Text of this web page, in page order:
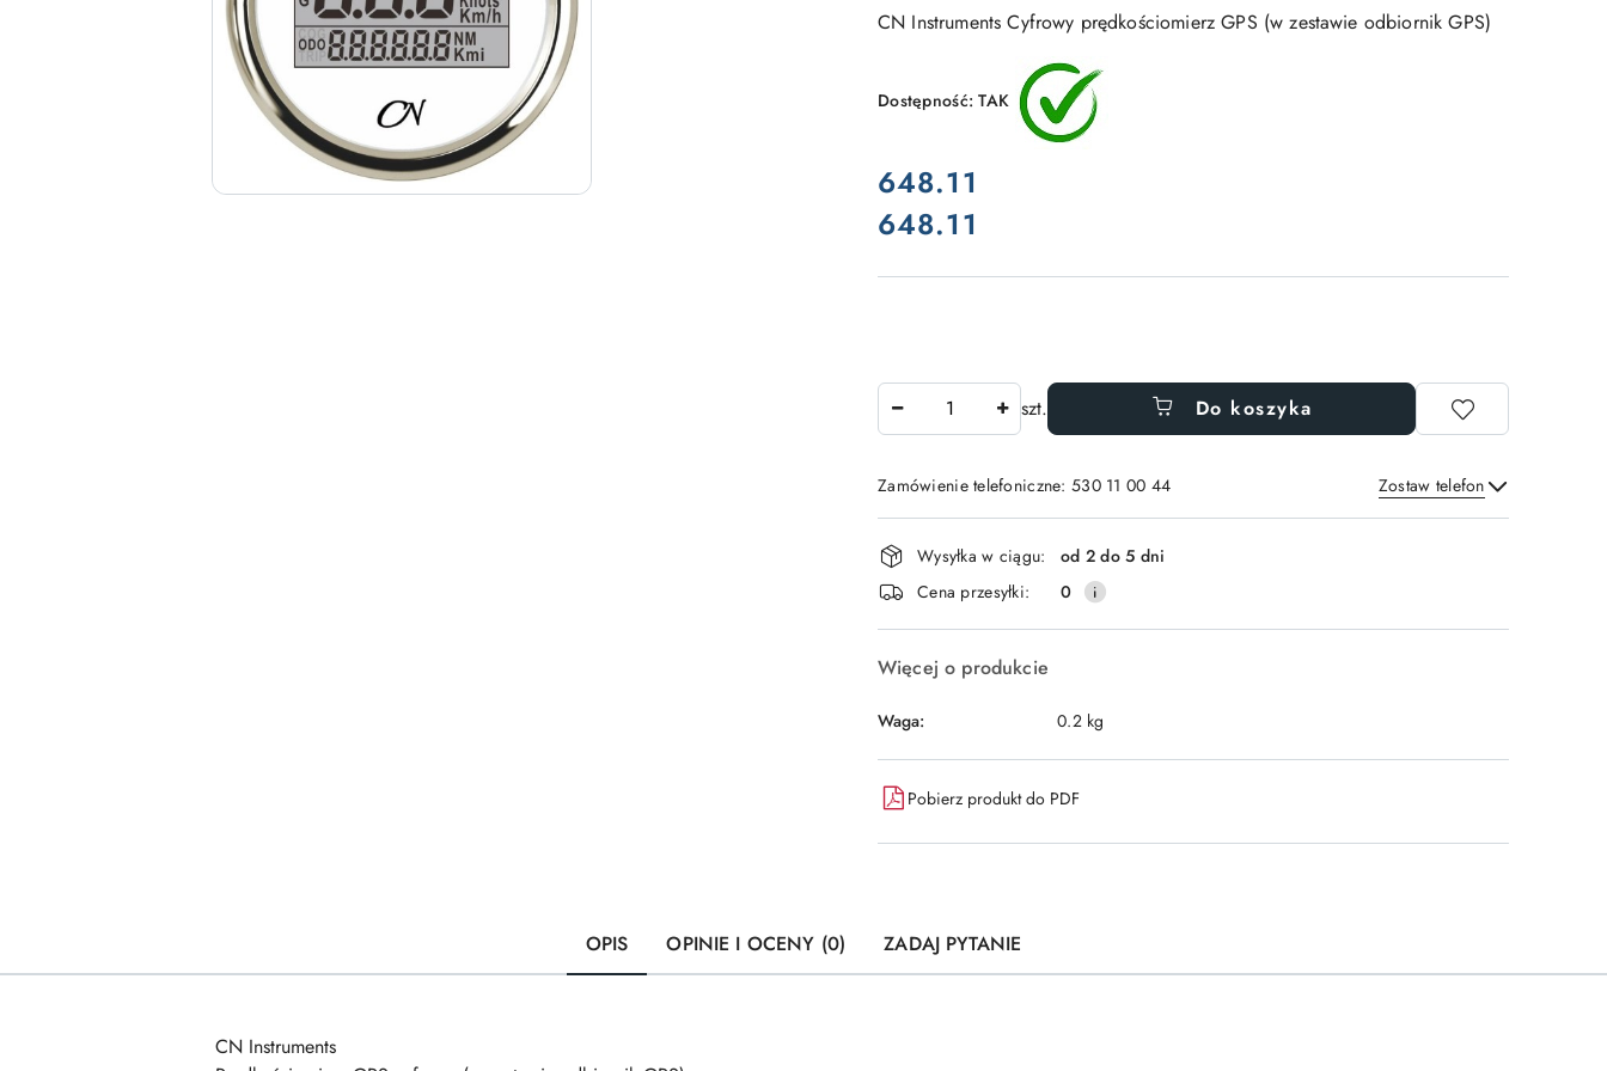
CN Instruments Cyfrowy prędkościomierz GPS (w zestawie odbiornik GPS)
Dostępność:TAK
cena:
648.11
Cena:
648.11
szt. Do koszyka
Zamówienie telefoniczne: 530 11 00 44 Zostaw telefon
Wyślij
Dostępność
i
dostawa
Wysyłka w ciągu:
od 2 do 5 dni
Cena przesyłki:
0
Więcej o produkcie
Waga: 0.2 kg
Pobierz produkt do PDF
OPIS OPINIE I OCENY (0) ZADAJ PYTANIE
CN Instruments